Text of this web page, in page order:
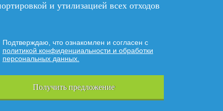
и утилизацией всех отходов
Подтверждаю, что ознакомлен и согласен с
политикой конфиденциальности и обработки
персональных данных.
Получить предложение